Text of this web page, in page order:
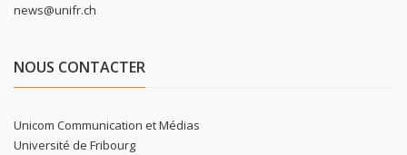
news@unifr.ch
NOUS CONTACTER
Unicom Communication et Médias
Université de Fribourg